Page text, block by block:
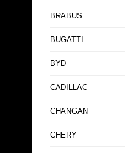
BRABUS
BUGATTI
BYD
CADILLAC
CHANGAN
CHERY